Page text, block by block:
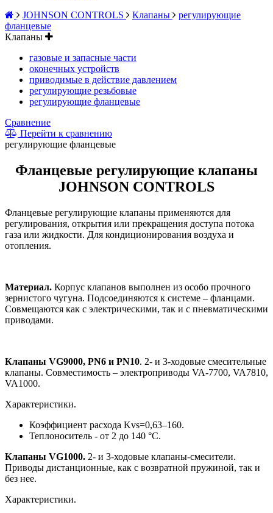
JOHNSON CONTROLS
Клапаны
регулирующие
фланцевые
Клапаны
газовые и запасные части
оконечных устройств
приводимые в действие давлением
регулирующие резьбовые
регулирующие фланцевые
Сравнение
Перейти к сравнению
регулирующие фланцевые
Фланцевые регулирующие клапаны
JOHNSON CONTROLS
Фланцевые регулирующие клапаны применяются для
регулирования, открытия или прекращения доступа потока
газа или жидкости. Для кондиционирования воздуха и
отопления.
Материал. Корпус клапанов выполнен из особо прочного
зернистого чугуна. Подсоединяются к системе – фланцами.
Совмещаются как с электрическими, так и с пневматическими
приводами.
Клапаны VG9000, PN6 и PN10. 2- и 3-ходовые смесительные
клапаны. Совместимость – электроприводы VA-7700, VA7810,
VA1000.
Характеристики.
Коэффициент расхода Kvs=0,63–160.
Теплоноситель - от 2 до 140 °С.
Клапаны VG1000. 2- и 3-ходовые клапаны-смесители.
Приводы дистанционные, как с возвратной пружиной, так и
без нее.
Характеристики.